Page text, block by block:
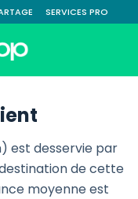
SERVICES PRO
est desservie par
de cette
moyenne est